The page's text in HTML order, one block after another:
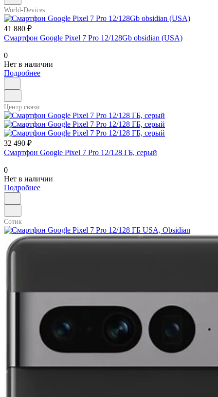
World-Devices
41 880 ₽
Смартфон Google Pixel 7 Pro 12/128Gb obsidian (USA)
0
Нет в наличии
Подробнее
Центр связи
32 490 ₽
Смартфон Google Pixel 7 Pro 12/128 ГБ, серый
0
Нет в наличии
Подробнее
Сотик